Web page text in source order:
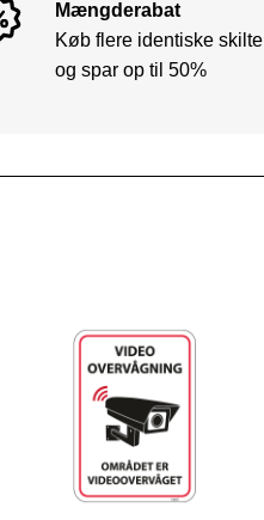
Mængderabat
Køb flere identiske skilte
og spar op til 50%